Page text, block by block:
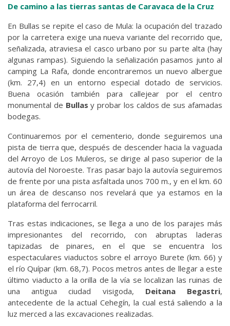
De camino a las tierras santas de Caravaca de la Cruz
En Bullas se repite el caso de Mula: la ocupación del trazado
por la carretera exige una nueva variante del recorrido que,
señalizada, atraviesa el casco urbano por su parte alta (hay
algunas rampas). Siguiendo la señalización pasamos junto al
camping La Rafa, donde encontraremos un nuevo albergue
(km. 27,4) en un entorno especial dotado de servicios.
Buena ocasión también para callejear por el centro
monumental de Bullasy probar los caldos de sus afamadas
bodegas.
Continuaremos por el cementerio, donde seguiremos una
pista de tierra que, después de descender hacia la vaguada
del Arroyo de Los Muleros, se dirige al paso superior de la
autovía del Noroeste. Tras pasar bajo la autovía seguiremos
de frente por una pista asfaltada unos 700 m., y en el km. 60
un área de descanso nos revelará que ya estamos en la
plataforma del ferrocarril.
Tras estas indicaciones, se llega a uno de los parajes más
impresionantes del recorrido, con abruptas laderas
tapizadas de pinares, en el que se encuentra los
espectaculares viaductos sobre el arroyo Burete (km. 66) y
el río Quípar (km. 68,7). Pocos metros antes de llegar a este
último viaducto a la orilla de la vía se localizan las ruinas de
una antigua ciudad visigoda, Deitana Begastri,
antecedente de la actual Cehegín, la cual está saliendo a la
luz merced a las excavaciones realizadas.